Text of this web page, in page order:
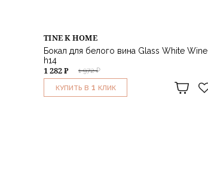
TINE K HOME
Бокал для белого вина Glass White Wine
h14
1 972 ₽
1 282 ₽
КУПИТЬ В 1 КЛИК